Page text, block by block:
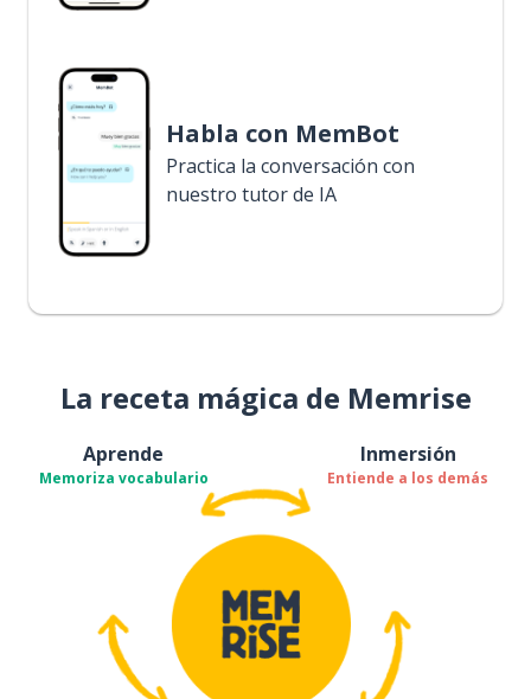
Habla con MemBot
Practica la conversación con
nuestro tutor de IA
La receta mágica de Memrise
Aprende
Memoriza vocabulario
Inmersión
Entiende a los demás